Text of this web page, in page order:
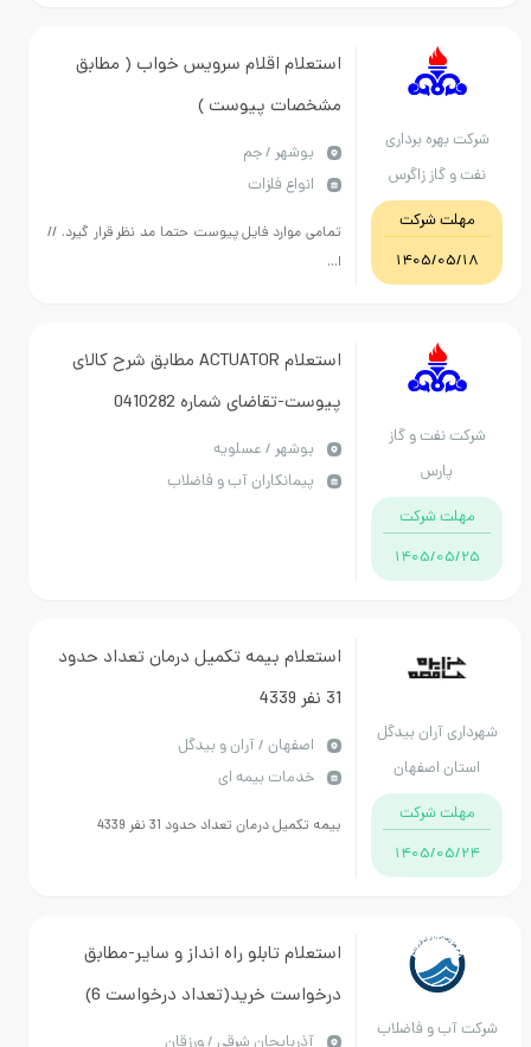
برداری
زاگرس
استعلام اقلام سرویس خواب ( مطابق
مشخصات پیوست )
بوشهر / جم
انواع فلزات
تمامی موارد فایل پیوست حتما مد نظر قرار گیرد. //
ا...
و گاز
استعلام ACTUATOR مطابق شرح کالای
پیوست-تقاضای شماره 0410282
بوشهر / عسلویه
پیمانکاران آب و فاضلاب
بیدگل
استعلام بیمه تکمیل درمان تعداد حدود
اصفهان / آران و بیدگل
خدمات بیمه ای
بیمه تکمیل درمان تعداد حدود 31 نفر 4339
و فاضلاب
استعلام تابلو راه انداز و سایر-مطابق
درخواست خرید(تعداد درخواست 6)
-قیمت کل داده شود-نحو پرداخت اعتبار